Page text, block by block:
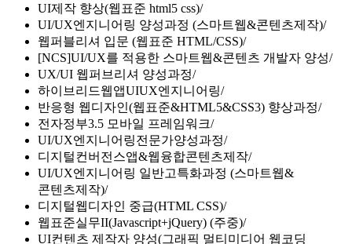
UI제작 향상(웹표준 html5 css)
UI/UX엔지니어링 양성과정 (스마트웹&콘텐츠제작)
웹퍼블리셔 입문 (웹표준 HTML/CSS)
[NCS]UI/UX를 적용한 스마트웹&콘텐츠 개발자 양성
UX/UI 웹퍼브리셔 양성과정
하이브리드웹앱UIUX엔지니어링
반응형 웹디자인(웹표준&HTML5&CSS3) 향상과정
전자정부3.5 모바일 프레임워크
UI/UX엔지니어링전문가양성과정
디지털컨버전스앱&웹융합콘텐츠제작
UI/UX엔지니어링 일반고특화과정 (스마트웹&
콘텐츠제작)
디지털웹디자인 중급(HTML CSS)
웹표준실무II(Javascript+jQuery) (주중)
UI컨텐츠 제작자 양성(그래픽 멀티미디어 웹코딩